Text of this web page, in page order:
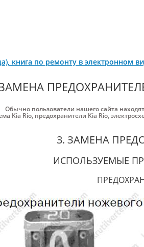
книга по ремонту в электронном
Обычно пользователи нашего сайта
Kia Rio, предохранители Kia Rio,
3. ЗАМЕНА
ИСПОЛЬЗУЕМЫЕ